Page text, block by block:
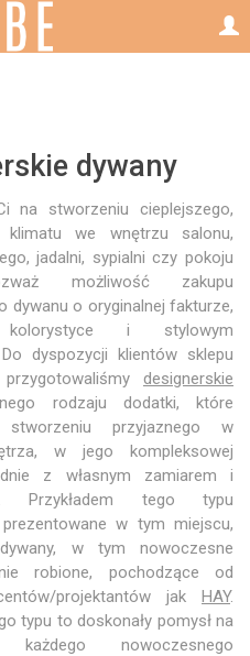
dywany
na stworzeniu cieplejszego,
klimatu we wnętrzu salonu,
jadalni, sypialni czy pokoju
możliwość zakupu
dywanu o oryginalnej fakturze,
kolorystyce i stylowym
dyspozycji klientów sklepu
przygotowaliśmy designerskie
rodzaju dodatki, które
przyjaznego w
w jego kompleksowej
z własnym zamiarem i
Przykładem tego typu
w tym miejscu,
w tym nowoczesne
robione, pochodzące od
projektantów jak HAY.
typu to doskonały pomysł na
każdego nowoczesnego